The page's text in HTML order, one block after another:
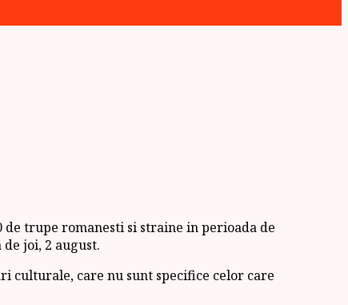
de trupe romanesti si straine in perioada de
joi, 2 august.
culturale, care nu sunt specifice celor care